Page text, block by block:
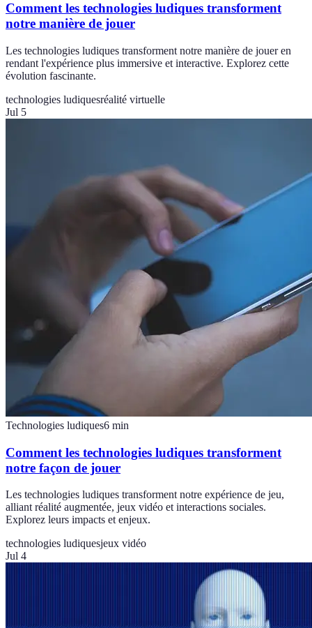
Comment les technologies ludiques transforment
notre manière de jouer
Les technologies ludiques transforment notre manière de jouer en
rendant l'expérience plus immersive et interactive. Explorez cette
évolution fascinante.
technologies ludiquesréalité virtuelle
Jul 5
Technologies ludiques6 min
Comment les technologies ludiques transforment
notre façon de jouer
Les technologies ludiques transforment notre expérience de jeu,
alliant réalité augmentée, jeux vidéo et interactions sociales.
Explorez leurs impacts et enjeux.
technologies ludiquesjeux vidéo
Jul 4